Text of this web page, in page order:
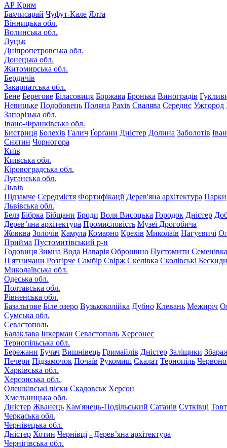
АР Крим
Бахчисарай Чуфут-Кале Ялта
Вінницька обл.
Волинська обл.
Луцьк
Дніпропетровська обл.
Донецька обл.
Житомирська обл.
Бердичів
Закарпатська обл.
Бене Берегове Біласовиця Боржава Бронька Виноградів
Невицьке Подобовець Поляна Рахів Свалява Середнє Ужгород
Запорізька обл.
Івано-Франківська обл.
Бистриця Болехів Галич Ґорґани Дністер Долина Заболотів
Снятин Чорногора
Київ
Київська обл.
Кіровоградська обл.
Луганська обл.
Львів
Підзамче Середмістя Фортифікації Дерев'яна архітектура Парки
Львівська обл.
Белз Бібрка Бібщани Броди Воля Висоцька Городок Дністер
Дерев’яна архітектура Промисловість Музеї Дрогобича
Жовква Золочів Камула Комарно Крехів Миколаїв Нагуєвичі
Прийма Пустомитівський р-н
Годовиця Зимна Вода Наварія Оброшино Пустомити Семенівка
П'ятничани Розгірче Самбір Свірж Скелівка Сколівські Бескиди
Миколаївська обл.
Одеська обл.
Полтавська обл.
Рівненська обл.
Базальтове Біле озеро Вузькоколійка Дубно Клевань Межиріч
Сумська обл.
Севастополь
Балаклава Інкерман Севастополь Херсонес
Тернопільська обл.
Бережани Бучач Вишнівець Гримайлів Дністер Заліщики
Печери Підзамочок Почаїв Рукомиш Скалат Тернопіль
Харківська обл.
Херсонська обл.
Олешківські піски Скадовськ Херсон
Хмельницька обл.
Дністер Жванець Кам'янець-Подільський Сатанів Сутківці
Черкаська обл.
Чернівецька обл.
Дністер Хотин Чернівці - Дерев’яна архітектура
Чернігівська обл.